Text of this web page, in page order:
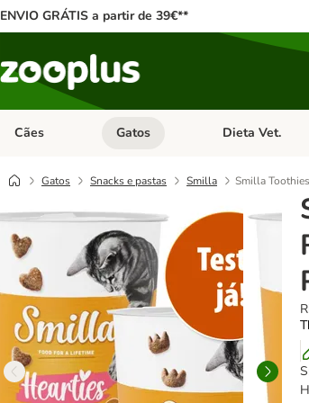
ENVIO GRÁTIS a partir de 39€**
Cães Abrir menu de categoria: Cães
Gatos Abrir menu de
Dieta Vet.
Gatos Snacks e pastas Smilla Smilla